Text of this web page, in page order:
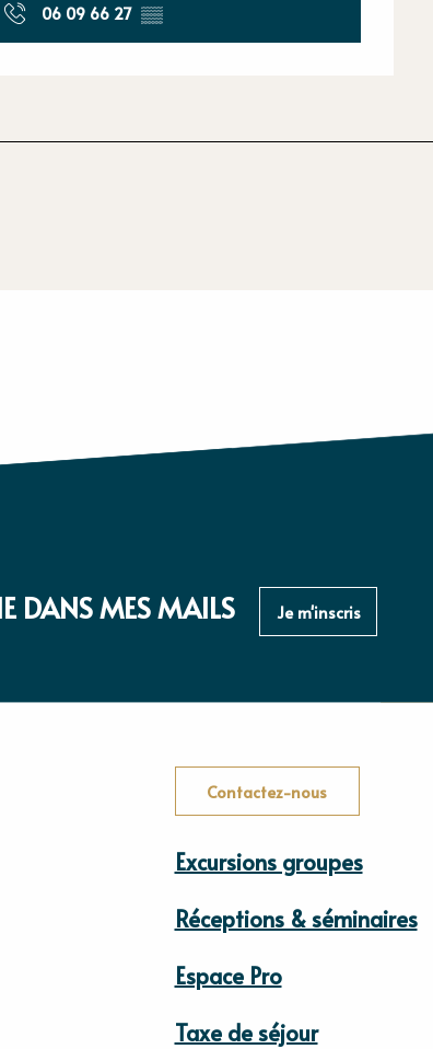
06 09 66 27 ▒▒
DANS MES MAILS Je m'inscris
Contactez-nous
Excursions groupes
Réceptions & séminaires
Espace Pro
Taxe de séjour